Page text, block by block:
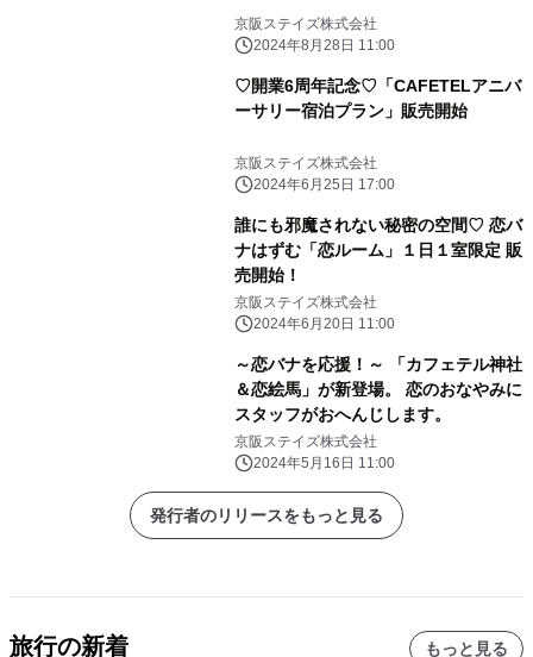
京阪ステイズ株式会社
2024年8月28日 11:00
♡開業6周年記念♡「CAFETELアニバ
ーサリー宿泊プラン」販売開始
京阪ステイズ株式会社
2024年6月25日 17:00
誰にも邪魔されない秘密の空間♡ 恋バ
ナはずむ「恋ルーム」１日１室限定 販
売開始！
京阪ステイズ株式会社
2024年6月20日 11:00
～恋バナを応援！～ 「カフェテル神社
＆恋絵馬」が新登場。 恋のおなやみに
スタッフがおへんじします。
京阪ステイズ株式会社
2024年5月16日 11:00
発行者のリリースをもっと見る
旅行の新着 もっと見る